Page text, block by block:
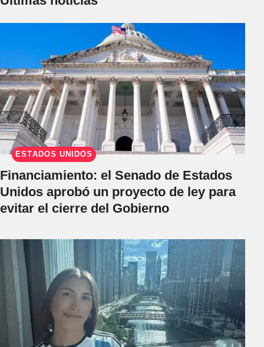
ESTADOS UNIDOS
Financiamiento: el Senado de Estados
Unidos aprobó un proyecto de ley para
evitar el cierre del Gobierno